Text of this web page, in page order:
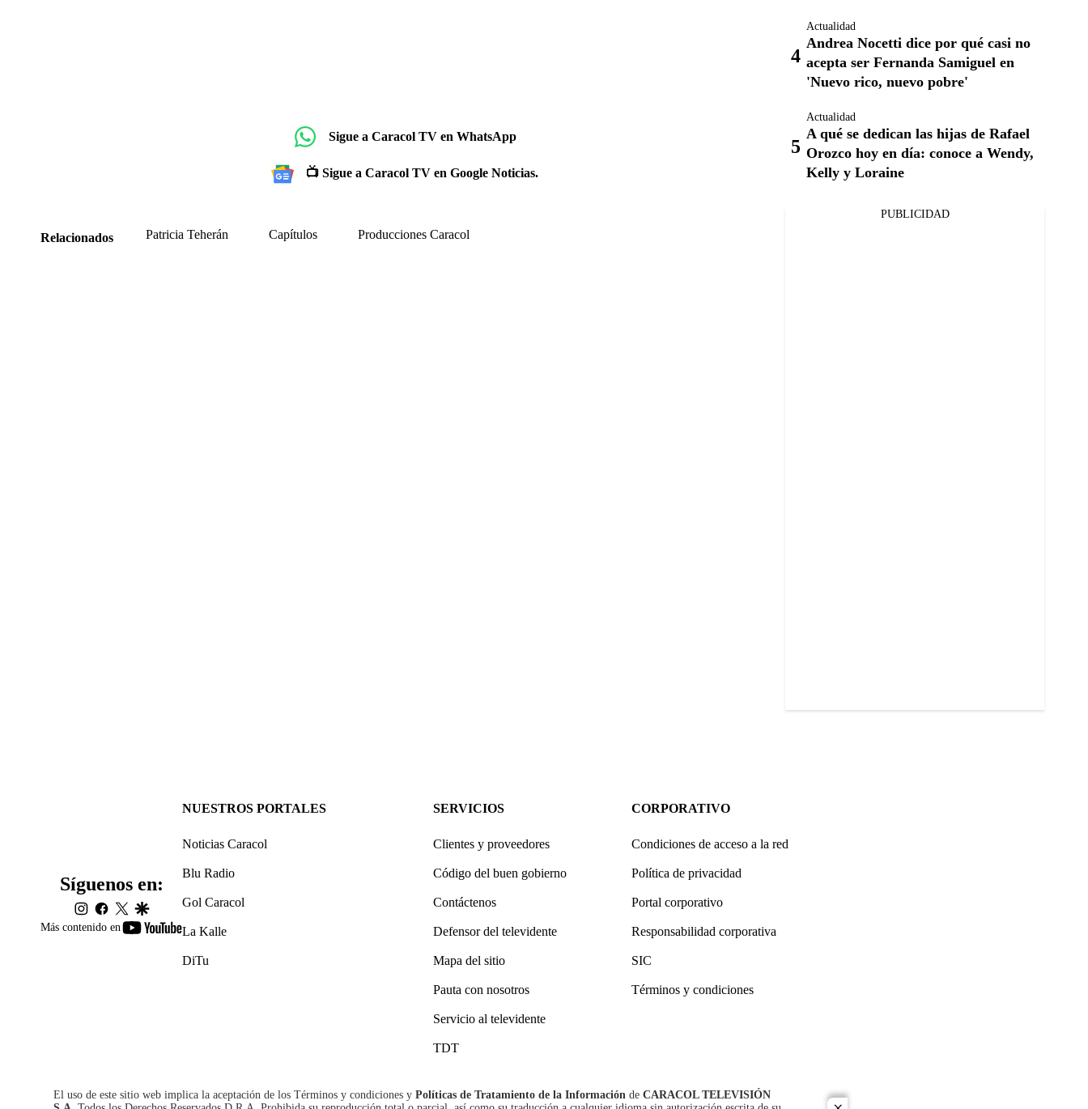
Sigue a Caracol TV en WhatsApp
📺 Sigue a Caracol TV en Google Noticias.
Relacionados Patricia Teherán Capítulos Producciones Caracol
Actualidad
Andrea Nocetti dice por qué casi no
acepta ser Fernanda Samiguel en
'Nuevo rico, nuevo pobre'
Actualidad
A qué se dedican las hijas de Rafael
Orozco hoy en día: conoce a Wendy,
Kelly y Loraine
PUBLICIDAD
Más contenido en
youtube-
Síguenos en:
instagram
facebook
twittergoogle
NUESTROS PORTALES
Noticias Caracol
Blu Radio
Gol Caracol
La Kalle
DiTu
SERVICIOS
Clientes y proveedores
Código del buen gobierno
Contáctenos
Defensor del televidente
Mapa del sitio
Pauta con nosotros
Servicio al televidente
TDT
CORPORATIVO
Condiciones de acceso a la red
Política de privacidad
Portal corporativo
Responsabilidad corporativa
SIC
Términos y condiciones
El uso de este sitio web implica la aceptación de los Términos y condiciones y Políticas de Tratamiento de la Información de CARACOL TELEVISIÓN